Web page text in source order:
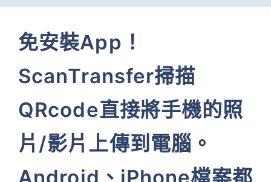
免安裝App！
ScanTransfer掃描
QRcode直接將手機的照
片/影片上傳到電腦。
Android、iPhone檔案都